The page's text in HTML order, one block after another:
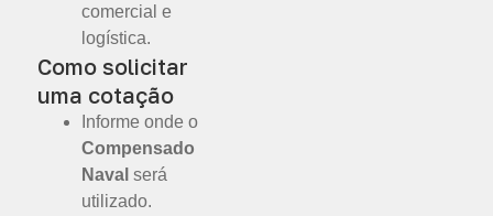
comercial e
logística.
Como solicitar
uma cotação
Informe onde o
Compensado
Naval será
utilizado.